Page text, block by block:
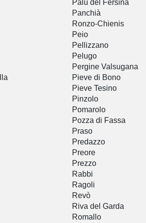
Palù del Fersina
Panchià
Ronzo-Chienis
Peio
Pellizzano
Pelugo
Pergine Valsugana
Pieve di Bono
Pieve Tesino
Pinzolo
Pomarolo
Pozza di Fassa
Praso
Predazzo
Preore
Prezzo
Rabbi
Ragoli
Revò
Riva del Garda
Romallo